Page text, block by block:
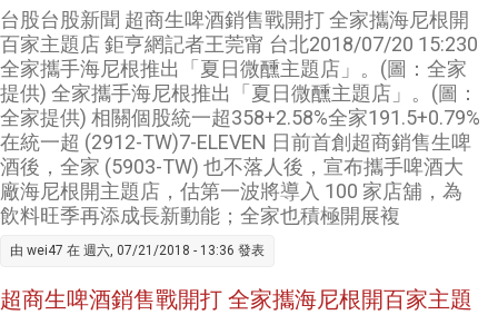
拿下3
席
台股台股新聞 超商生啤酒銷售戰開打 全家攜海尼根開
百家主題店 鉅亨網記者王莞甯 台北2018/07/20 15:230
全家攜手海尼根推出「夏日微醺主題店」。(圖：全家
提供) 全家攜手海尼根推出「夏日微醺主題店」。(圖：
全家提供) 相關個股統一超358+2.58%全家191.5+0.79%
在統一超 (2912-TW)7-ELEVEN 日前首創超商銷售生啤
酒後，全家 (5903-TW) 也不落人後，宣布攜手啤酒大
廠海尼根開主題店，估第一波將導入 100 家店舖，為
飲料旺季再添成長新動能；全家也積極開展複
由 wei47 在 週六, 07/21/2018 - 13:36 發表
超商生啤酒銷售戰開打 全家攜海尼根開百家主題